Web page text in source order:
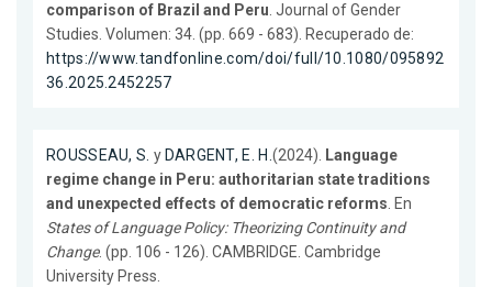
comparison of Brazil and Peru. Journal of Gender
Studies. Volumen: 34. (pp. 669 - 683). Recuperado de:
https://www.tandfonline.com/doi/full/10.1080/095892
36.2025.2452257
ROUSSEAU, S. y DARGENT, E. H.(2024). Language
regime change in Peru: authoritarian state traditions
and unexpected effects of democratic reforms. En
States of Language Policy: Theorizing Continuity and
Change. (pp. 106 - 126). CAMBRIDGE. Cambridge
University Press.